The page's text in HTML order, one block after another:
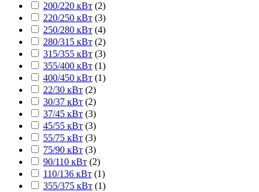
200/220 кВт (2)
220/250 кВт (3)
250/280 кВт (4)
280/315 кВт (2)
315/355 кВт (3)
355/400 кВт (1)
400/450 кВт (1)
22/30 кВт (2)
30/37 кВт (2)
37/45 кВт (3)
45/55 кВт (3)
55/75 кВт (3)
75/90 кВт (3)
90/110 кВт (2)
110/136 кВт (1)
355/375 кВт (1)